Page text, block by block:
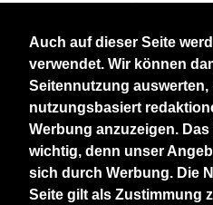
Auch auf dieser Seite
verwendet. Wir können
Seitennutzung auswerten,
nutzungsbasiert
Werbung anzuzeigen.
wichtig, denn unser
sich durch Werbung. Die
Seite gilt als Zustimmung
Datenschutzerklärung
Nehmen Sie Kontakt mit
Unsere
BlackAndBeauties